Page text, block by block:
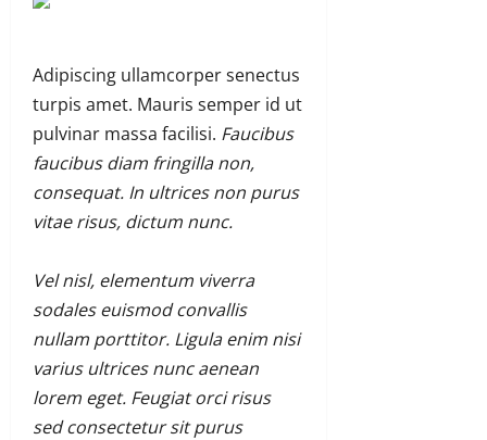
Adipiscing ullamcorper senectus
turpis amet. Mauris semper id ut
pulvinar massa facilisi. Faucibus
faucibus diam fringilla non,
consequat. In ultrices non purus
vitae risus, dictum nunc.
Vel nisl, elementum viverra
sodales euismod convallis
nullam porttitor. Ligula enim nisi
varius ultrices nunc aenean
lorem eget. Feugiat orci risus
sed consectetur sit purus